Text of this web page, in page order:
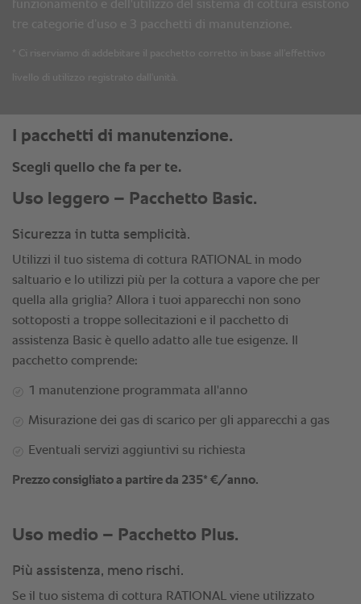
Uso leggero – Pacchetto Basic.
Sicurezza in tutta semplicità.
Utilizzi il tuo sistema di cottura RATIONAL in modo
saltuario e lo utilizzi più per la cottura a vapore che per
quella alla griglia? Allora i tuoi apparecchi non sono
sottoposti a troppe sollecitazioni e il pacchetto di
assistenza Basic è quello adatto alle tue esigenze. Il
pacchetto comprende:
1 manutenzione programmata all'anno
Misurazione dei gas di scarico per gli apparecchi a gas
Eventuali servizi aggiuntivi su richiesta
Prezzo consigliato a partire da 235* €/anno.
Uso medio – Pacchetto Plus.
Più assistenza, meno rischi.
Se il tuo sistema di cottura RATIONAL viene utilizzato